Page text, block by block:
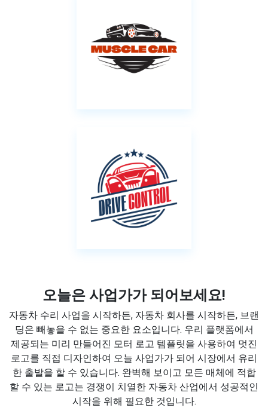
오늘은 사업가가 되어보세요!
자동차 수리 사업을 시작하든, 자동차 회사를 시작하든, 브랜
딩은 빼놓을 수 없는 중요한 요소입니다. 우리 플랫폼에서
제공되는 미리 만들어진 모터 로고 템플릿을 사용하여 멋진
로고를 직접 디자인하여 오늘 사업가가 되어 시장에서 유리
한 출발을 할 수 있습니다. 완벽해 보이고 모든 매체에 적합
할 수 있는 로고는 경쟁이 치열한 자동차 산업에서 성공적인
시작을 위해 필요한 것입니다.